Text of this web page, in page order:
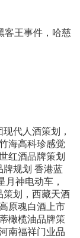
客王事件，哈慈
代人酒策划，
海高科珍感觉
红酒品牌策划
牌规划 香港蓝
月神电动车，
策划，西藏天酒
原魂白酒上市
橄榄油品牌策
南福祥门业品